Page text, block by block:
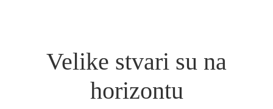
Velike stvari su na
horizontu